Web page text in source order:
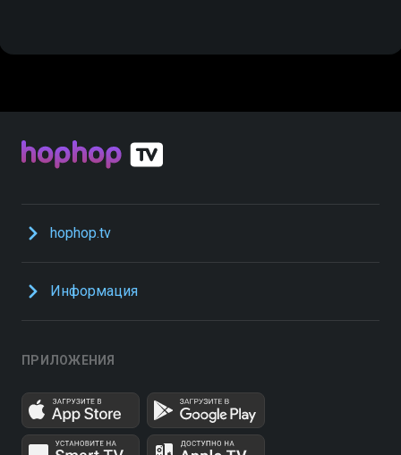
hophop.tv
Информация
ПРИЛОЖЕНИЯ